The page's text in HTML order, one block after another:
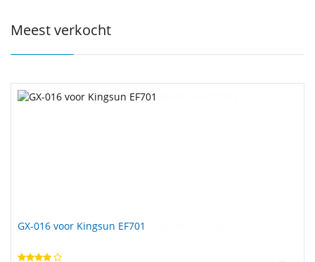
Meest verkocht
GX-016 voor Kingsun EF701